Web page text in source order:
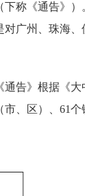
称《通告》）
广州、珠海、
告》根据《大
、区）、61个